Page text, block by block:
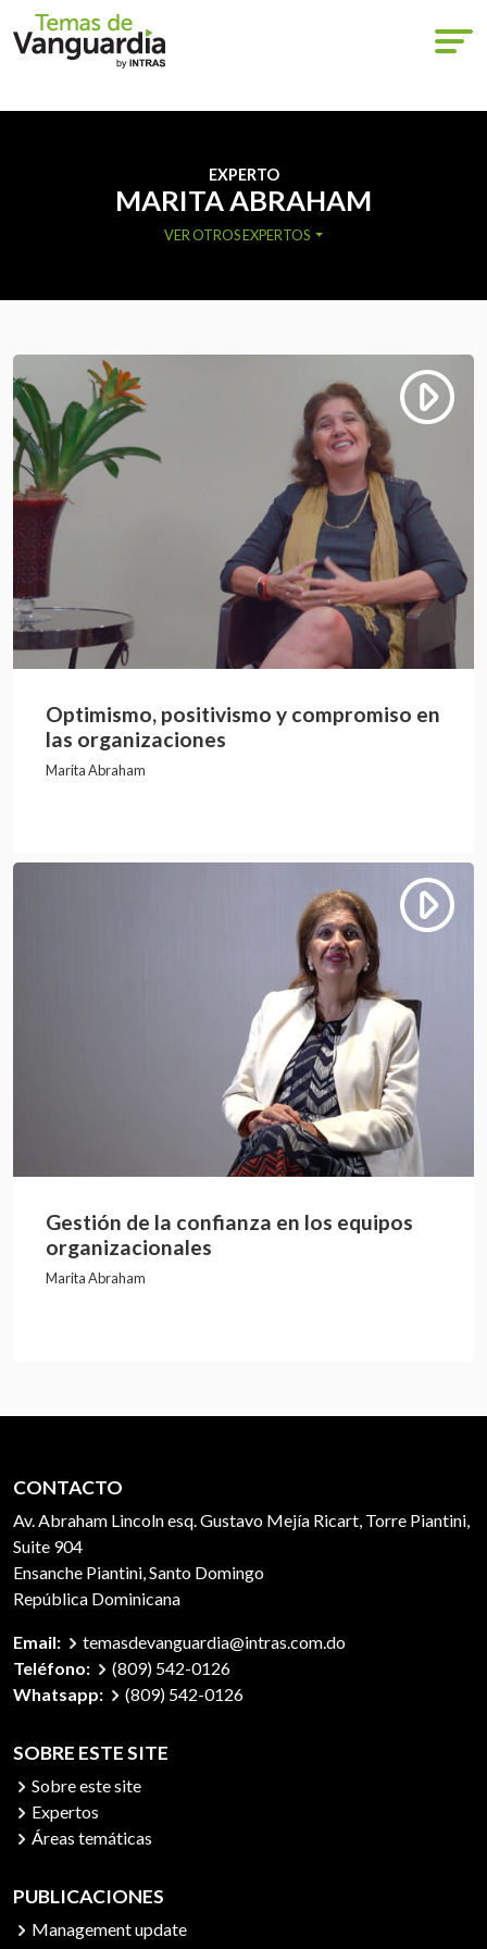
EXPERTO
MARITA ABRAHAM
VER OTROS EXPERTOS
Optimismo, positivismo y compromiso en
las organizaciones
Marita Abraham
Gestión de la confianza en los equipos
organizacionales
Marita Abraham
CONTACTO
Av. Abraham Lincoln esq. Gustavo Mejía Ricart, Torre Piantini,
Suite 904
Ensanche Piantini, Santo Domingo
República Dominicana
Email:
temasdevanguardia@intras.com.do
Teléfono:
(809) 542-0126
Whatsapp:
(809) 542-0126
SOBRE ESTE SITE
Sobre este site
Expertos
Áreas temáticas
PUBLICACIONES
Management update